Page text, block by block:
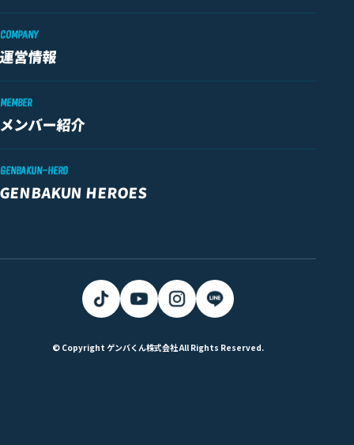
COMPANY
営情報
MEMBER
ンバー紹介
GENBAKUN-HERO
HEROES
© Copyright ゲンバくん株式会社 All Rights Reserved.